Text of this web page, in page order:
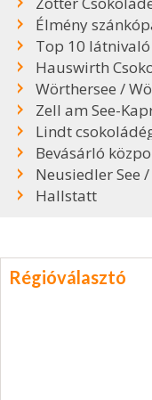
Élmény
Top 10
Hauswirth
Wörthersee /
Zell am See-
Lindt
Bevásárló
Neusiedler See
Hallstatt
Régióválasztó